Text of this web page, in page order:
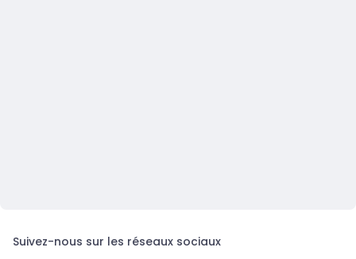
Suivez-nous sur les réseaux sociaux